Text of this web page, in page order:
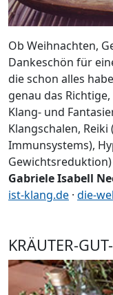
Ob Weihnachten,
Dankeschön für
die schon alles
genau das
Klang- und
Klangschalen,
Immunsystems),
Gewichtsreduktion)
Gabriele Isabell
ist-klang.de · die-
KRÄUTER-